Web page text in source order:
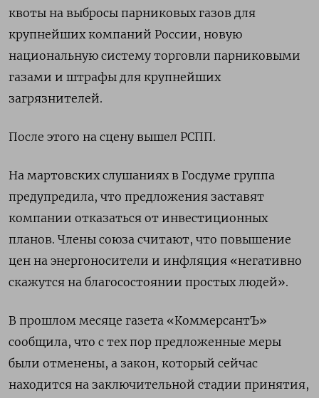
квоты на выбросы парниковых газов для
крупнейших компаний России, новую
национальную систему торговли парниковыми
газами и штрафы для крупнейших
загрязнителей.
После этого на сцену вышел РСПП.
На мартовских слушаниях в Госдуме группа
предупредила, что предложения заставят
компании отказаться от инвестиционных
планов. Члены союза считают, что повышение
цен на энергоносители и инфляция «негативно
скажутся на благосостоянии простых людей».
В прошлом месяце газета «КоммерсантЪ»
сообщила, что с тех пор предложенные меры
были отменены, а закон, который сейчас
находится на заключительной стадии принятия,